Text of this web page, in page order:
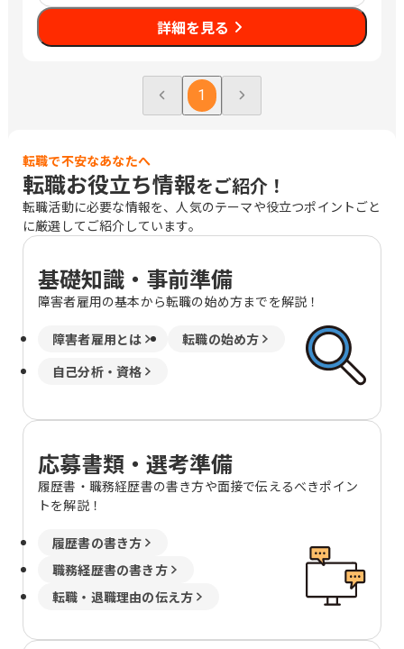
詳細を見る
1
転職で不安なあなたへ
転職お役立ち情報をご紹介！
転職活動に必要な情報を、人気のテーマや役立つポイントごと
に厳選してご紹介しています。
基礎知識・事前準備
障害者雇用の基本から転職の始め方までを解説！
障害者雇用とは
転職の始め方
自己分析・資格
応募書類・選考準備
履歴書・職務経歴書の書き方や面接で伝えるべきポイン
トを解説！
履歴書の書き方
職務経歴書の書き方
転職・退職理由の伝え方